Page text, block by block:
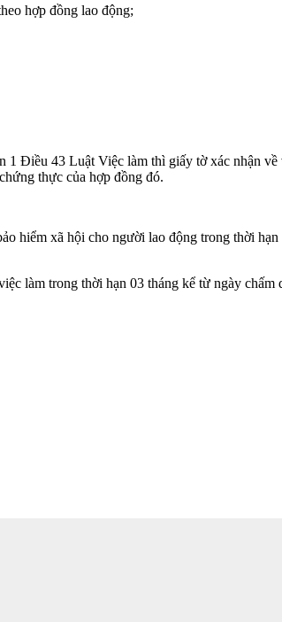
hợp đồng lao động;
Điều 43 Luật Việc làm thì giấy tờ xác nhận
thực của hợp đồng đó.
hiểm xã hội cho người lao động trong thời
làm trong thời hạn 03 tháng kể từ ngày